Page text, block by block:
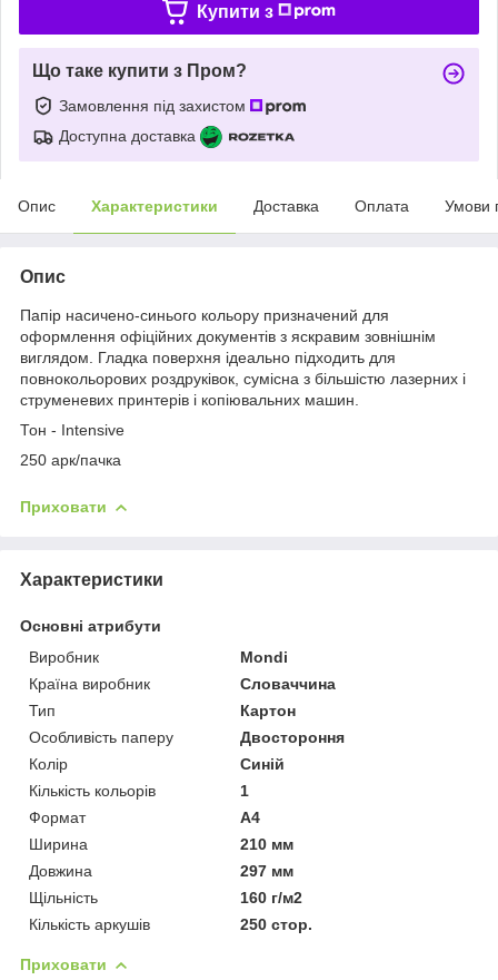
Купити з
Що таке купити з Пром?
Замовлення під захистом
Доступна доставка
Опис Характеристики Доставка Оплата Умови
Опис
Папір насичено-синього кольору призначений для
оформлення офіційних документів з яскравим зовнішнім
виглядом. Гладка поверхня ідеально підходить для
повнокольорових роздруківок, сумісна з більшістю лазерних і
струменевих принтерів і копіювальних машин.
Тон - Intensive
250 арк/пачка
Приховати
Характеристики
Основні атрибути
Виробник
Mondi
Країна виробник
Словаччина
Тип
Картон
Особливість паперу
Двостороння
Колір
Синій
Кількість кольорів
1
Формат
A4
Ширина
210 мм
Довжина
297 мм
Щільність
160 г/м2
Кількість аркушів
250 стор.
Приховати